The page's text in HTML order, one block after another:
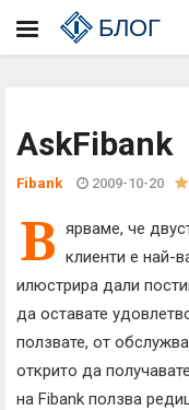
БЛОГ
AskFibank
Fibank 2009-10-20
В ярваме, че
клиенти е най-
илюстрира дали
да оставате
ползвате, от
открито да
на Fibank ползва